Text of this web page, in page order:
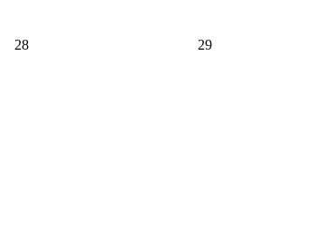
28 29